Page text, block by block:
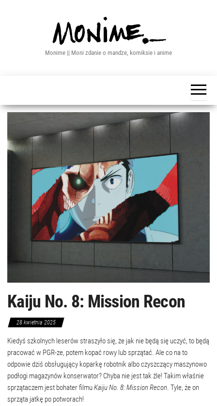
Monime || Moni zdanie o mandze, komiksie i anime
Kaiju No. 8: Mission Recon
28 kwietnia 2025
Kiedyś szkolnych leserów straszyło się, że jak nie będą się uczyć, to będą
pracować w PGR-ze, potem kopać rowy lub sprzątać. Ale co na to
odpowie dziś obsługujący koparkę robotnik albo czyszczący maszynowo
podłogi magazynów konserwator? Chyba nie jest tak źle! Takim właśnie
sprzątaczem jest bohater filmuKaiju No. 8: Mission Recon. Tyle, że on
sprząta jatkę po potworach!